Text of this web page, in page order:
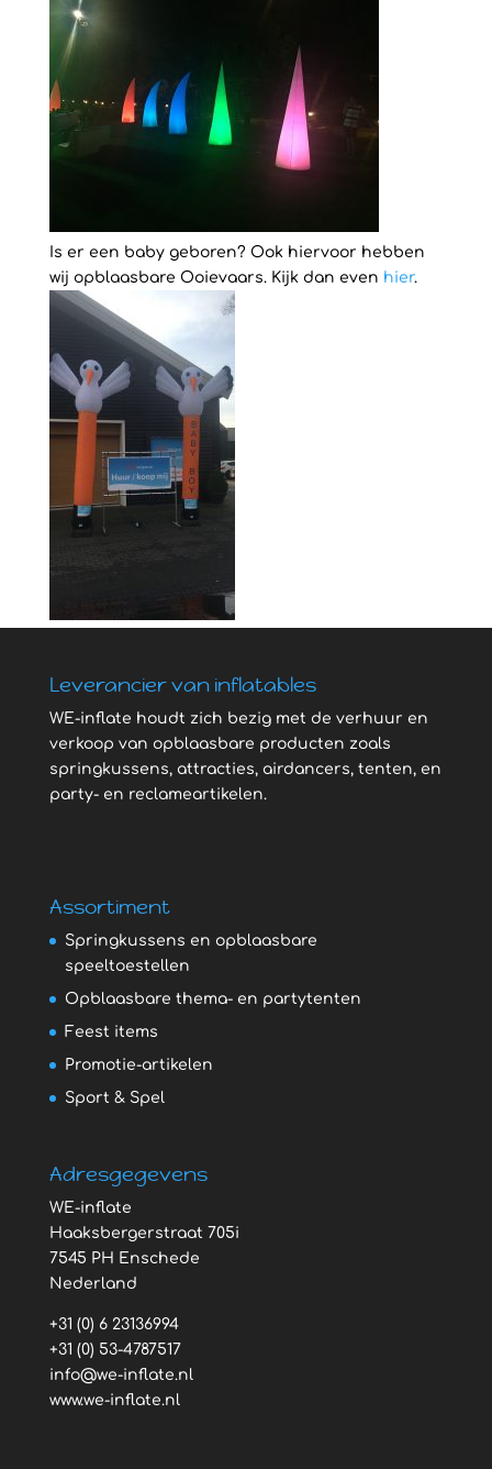
Is er een baby geboren? Ook hiervoor hebben
wij opblaasbare Ooievaars. Kijk dan even hier.
Leverancier van inflatables
WE-inflate houdt zich bezig met de verhuur en
verkoop van opblaasbare producten zoals
springkussens, attracties, airdancers, tenten, en
party- en reclameartikelen.
Assortiment
Springkussens en opblaasbare
speeltoestellen
Opblaasbare thema- en partytenten
Feest items
Promotie-artikelen
Sport & Spel
Adresgegevens
WE-inflate
Haaksbergerstraat 705i
7545 PH Enschede
Nederland
+31 (0) 6 23136994
+31 (0) 53-4787517
info@we-inflate.nl
www.we-inflate.nl